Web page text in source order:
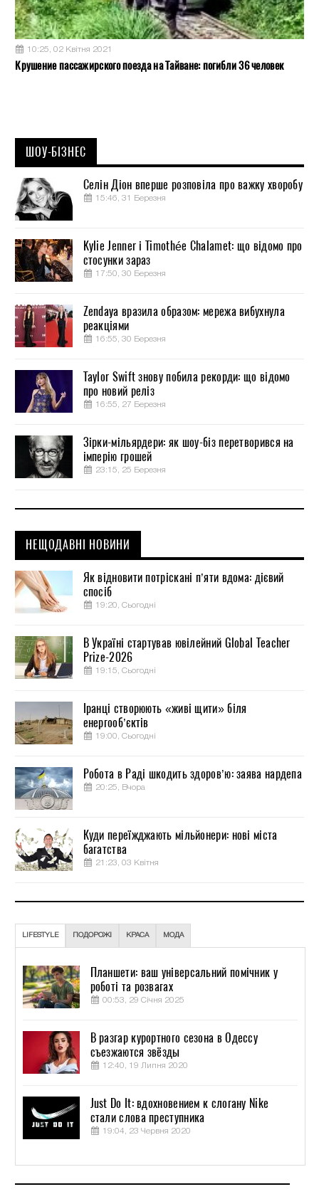
10:25, 02 Квітня 2021
Крушение пассажирского поезда на Тайване: погибли 36 человек
ШОУ-БІЗНЕС
Селін Діон вперше розповіла про важку хворобу
15:46, 31 Березня
Kylie Jenner і Timothée Chalamet: що відомо про
стосунки зараз
17:50, 30 Березня
Zendaya вразила образом: мережа вибухнула
реакціями
16:55, 30 Березня
Taylor Swift знову побила рекорди: що відомо
про новий реліз
16:55, 27 Березня
Зірки-мільярдери: як шоу-біз перетворився на
імперію грошей
23:15, 25 Березня
НЕЩОДАВНІ НОВИНИ
Як відновити потріскані п’яти вдома: дієвий
спосіб
19:20, Сьогодні
В Україні стартував ювілейний Global Teacher
Prize-2026
19:15, Сьогодні
Іранці створюють «живі щити» біля
енергооб’єктів
19:00, Сьогодні
Робота в Раді шкодить здоров’ю: заява нардепа
20:25, Вчора
Куди переїжджають мільйонери: нові міста
багатства
21:23, 03 Квітня
LIFESTYLE ПОДОРОЖІ КРАСА МОДА
Планшети: ваш універсальний помічник у
роботі та розвагах
00:53, 29 Січня 2025
В разгар курортного сезона в Одессу
съезжаются звёзды
12:40, 19 Липня 2020
Just Do It: вдохновением к слогану Nike
стали слова преступника
19:04, 23 Червня 2020